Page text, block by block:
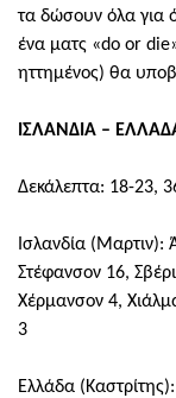
τα δώσουν όλα για
ένα ματς «do or die
ηττημένος) θα
ΙΣΛΑΝΔΙΑ –
Δεκάλεπτα: 18-23,
Ισλανδία (Μαρτιν):
Στέφανσον 16,
Χέρμανσον 4,
3
Ελλάδα